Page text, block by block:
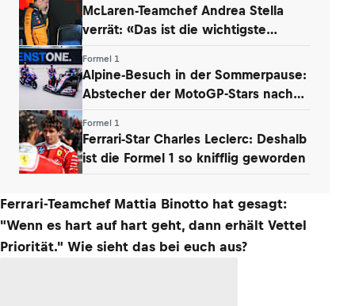
McLaren-Teamchef Andrea Stella
verrät: «Das ist die wichtigste
Formel 1
Alpine-Besuch in der Sommerpause:
Abstecher der MotoGP-Stars nach
Formel 1
Ferrari-Star Charles Leclerc: Deshalb
ist die Formel 1 so knifflig geworden
Ferrari-Teamchef Mattia Binotto hat gesagt:
"Wenn es hart auf hart geht, dann erhält Vettel
Priorität." Wie sieht das bei euch aus?